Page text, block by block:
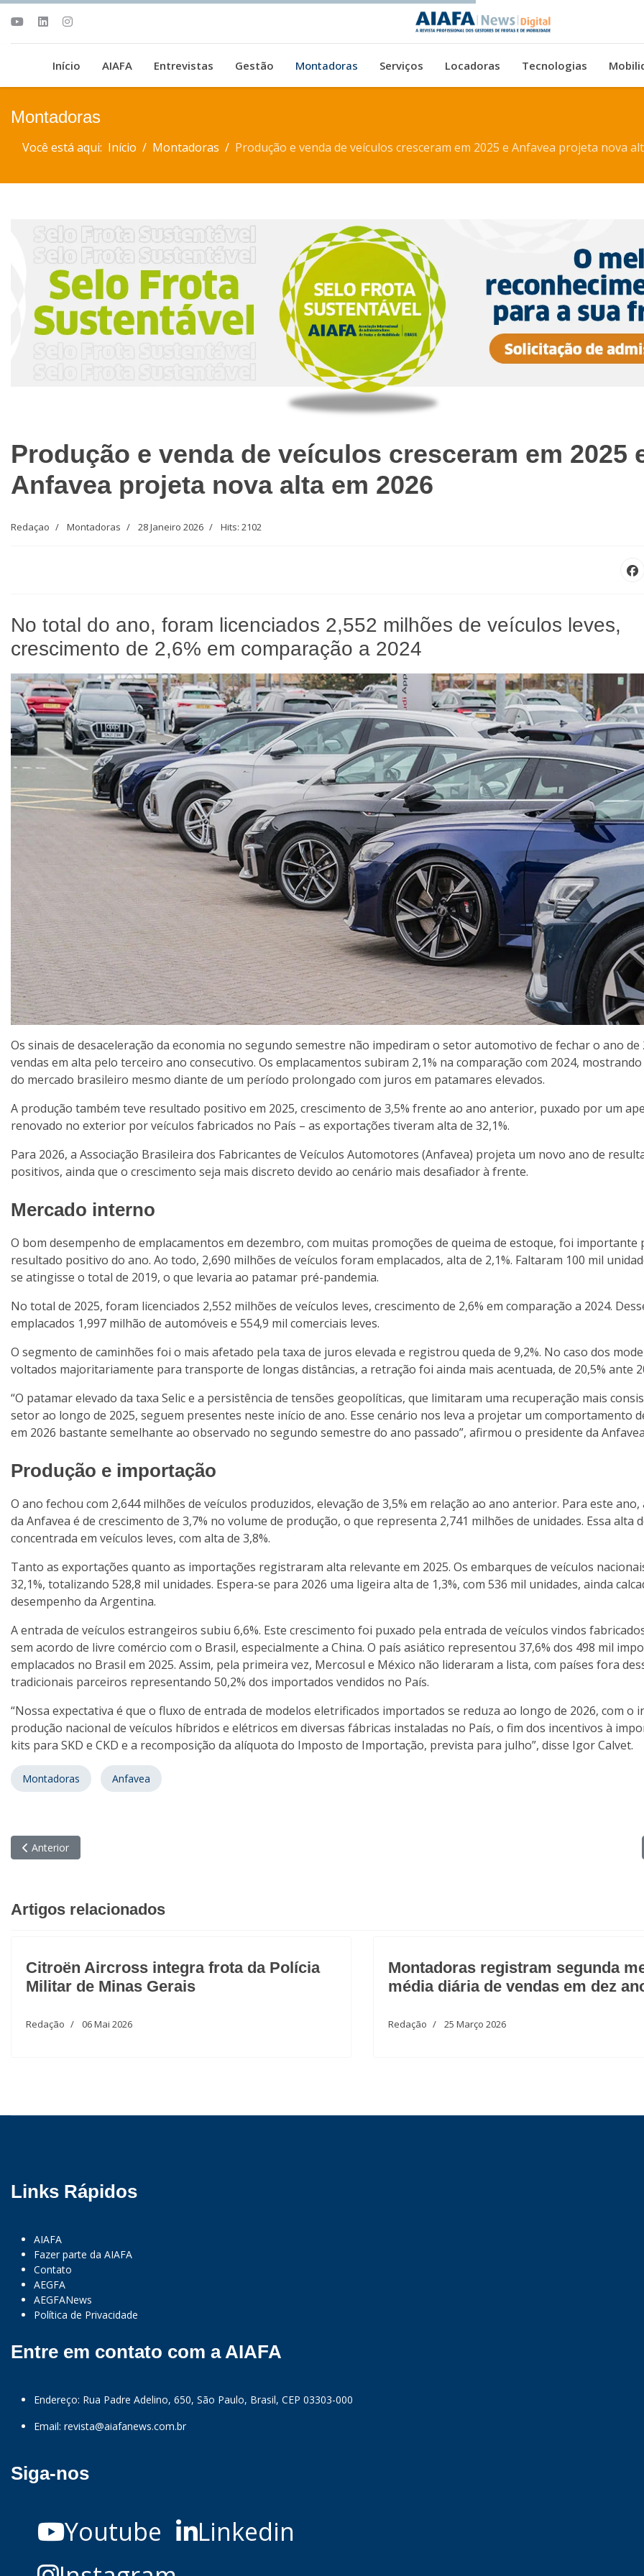
Início AIAFA Entrevistas Gestão Montadoras Serviços Locadoras Tecnologias
Montadoras
Você está aqui: Início Montadoras Produção e venda de veículos cresceram em 2025 e Anfavea projeta nova
Produção e venda de veículos cresceram em 2025
Anfavea projeta nova alta em 2026
Redaçao Montadoras 28 Janeiro 2026 Hits: 2102
No total do ano, foram licenciados 2,552 milhões de veículos leves,
crescimento de 2,6% em comparação a 2024
Os sinais de desaceleração da economia no segundo semestre não impediram o setor automotivo de fechar o ano de
vendas em alta pelo terceiro ano consecutivo. Os emplacamentos subiram 2,1% na comparação com 2024,
do mercado brasileiro mesmo diante de um período prolongado com juros em patamares elevados.
A produção também teve resultado positivo em 2025, crescimento de 3,5% frente ao ano anterior, puxado por um
renovado no exterior por veículos fabricados no País – as exportações tiveram alta de 32,1%.
Para 2026, a Associação Brasileira dos Fabricantes de Veículos Automotores (Anfavea) projeta um novo ano de
positivos, ainda que o crescimento seja mais discreto devido ao cenário mais desafiador à frente.
Mercado interno
O bom desempenho de emplacamentos em dezembro, com muitas promoções de queima de estoque, foi importante
resultado positivo do ano. Ao todo, 2,690 milhões de veículos foram emplacados, alta de 2,1%. Faltaram 100 mil
se atingisse o total de 2019, o que levaria ao patamar pré-pandemia.
No total de 2025, foram licenciados 2,552 milhões de veículos leves, crescimento de 2,6% em comparação a 2024.
emplacados 1,997 milhão de automóveis e 554,9 mil comerciais leves.
O segmento de caminhões foi o mais afetado pela taxa de juros elevada e registrou queda de 9,2%. No caso dos
voltados majoritariamente para transporte de longas distâncias, a retração foi ainda mais acentuada, de 20,5% ante
“O patamar elevado da taxa Selic e a persistência de tensões geopolíticas, que limitaram uma recuperação mais
setor ao longo de 2025, seguem presentes neste início de ano. Esse cenário nos leva a projetar um comportamento
em 2026 bastante semelhante ao observado no segundo semestre do ano passado”, afirmou o presidente da
Produção e importação
O ano fechou com 2,644 milhões de veículos produzidos, elevação de 3,5% em relação ao ano anterior. Para este ano,
da Anfavea é de crescimento de 3,7% no volume de produção, o que representa 2,741 milhões de unidades. Essa alta
concentrada em veículos leves, com alta de 3,8%.
Tanto as exportações quanto as importações registraram alta relevante em 2025. Os embarques de veículos
32,1%, totalizando 528,8 mil unidades. Espera-se para 2026 uma ligeira alta de 1,3%, com 536 mil unidades, ainda
desempenho da Argentina.
A entrada de veículos estrangeiros subiu 6,6%. Este crescimento foi puxado pela entrada de veículos vindos
sem acordo de livre comércio com o Brasil, especialmente a China. O país asiático representou 37,6% dos 498 mil
emplacados no Brasil em 2025. Assim, pela primeira vez, Mercosul e México não lideraram a lista, com países fora
tradicionais parceiros representando 50,2% dos importados vendidos no País.
“Nossa expectativa é que o fluxo de entrada de modelos eletrificados importados se reduza ao longo de 2026, com o
produção nacional de veículos híbridos e elétricos em diversas fábricas instaladas no País, o fim dos incentivos à
kits para SKD e CKD e a recomposição da alíquota do Imposto de Importação, prevista para julho”, disse Igor Calvet.
Montadoras Anfavea
Artigo anterior: Montadoras registram segunda melhor média diária de vendas em dez anos
Anterior
Artigos relacionados
Citroën Aircross integra frota da Polícia
Militar de Minas Gerais
Redação 06 Mai 2026
Montadoras registram segunda
média diária de vendas em dez
Redação 25 Março 2026
Links Rápidos
AIAFA
Fazer parte da AIAFA
Contato
AEGFA
AEGFANews
Política de Privacidade
Entre em contato com a AIAFA
Endereço: Rua Padre Adelino, 650, São Paulo, Brasil, CEP 03303-000
Email: revista@aiafanews.com.br
Siga-nos
Youtube
Linkedin